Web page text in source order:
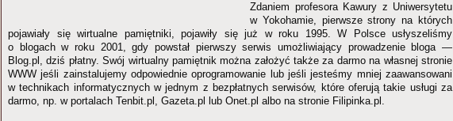
Zdaniem profesora Kawury z Uniwersytetu
w Yokohamie, pierwsze strony na których
pojawiały się wirtualne pamiętniki, pojawiły się już w roku 1995. W Polsce usłyszeliśmy
o blogach w roku 2001, gdy powstał pierwszy serwis umożliwiający prowadzenie bloga —
Blog.pl, dziś płatny. Swój wirtualny pamiętnik można założyć także za darmo na własnej stronie
WWW jeśli zainstalujemy odpowiednie oprogramowanie lub jeśli jesteśmy mniej zaawansowani
w technikach informatycznych w jednym z bezpłatnych serwisów, które oferują takie usługi za
darmo, np. w portalach Tenbit.pl, Gazeta.pl lub Onet.pl albo na stronie Filipinka.pl.